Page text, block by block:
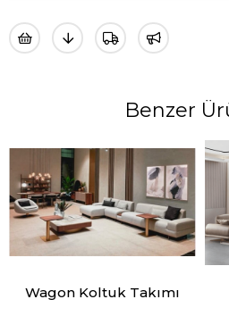
Benzer
Wagon Koltuk Takımı